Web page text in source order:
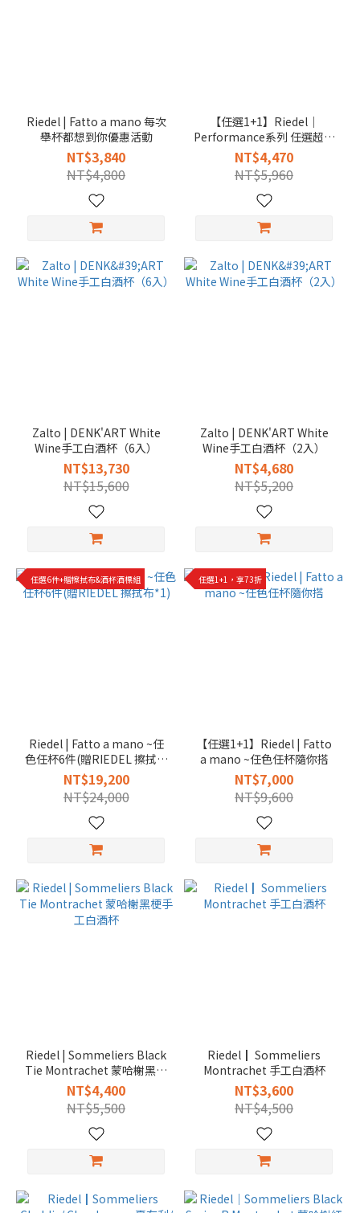
Riedel | Fatto a mano 每次
舉杯都想到你優惠活動
NT$3,840
NT$4,800
【任選1+1】Riedel｜
Performance系列 任選超值
組（共2組）
NT$4,470
NT$5,960
Zalto | DENK'ART White
Wine手工白酒杯（6入）
NT$13,730
NT$15,600
Zalto | DENK'ART White
Wine手工白酒杯（2入）
NT$4,680
NT$5,200
任選6件+贈擦拭布&酒杯酒標組
Riedel | Fatto a mano ~任
色任杯6件(贈RIEDEL 擦拭布
*1)
NT$19,200
NT$24,000
任選1+1，享73折
【任選1+1】Riedel | Fatto
a mano ~任色任杯隨你搭
NT$7,000
NT$9,600
Riedel | Sommeliers Black
Tie Montrachet 蒙哈榭黑梗
手工白酒杯
NT$4,400
NT$5,500
Riedel┃ Sommeliers
Montrachet 手工白酒杯
NT$3,600
NT$4,500